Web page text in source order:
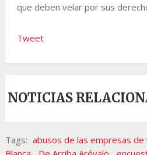
que deben velar por sus
Tweet
NOTICIAS
Tags: abusos de las empresas